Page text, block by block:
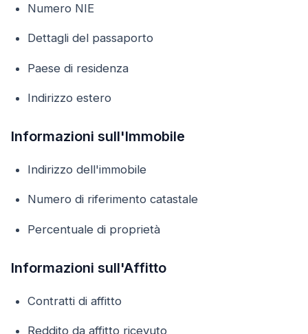
Numero NIE
Dettagli del passaporto
Paese di residenza
Indirizzo estero
Informazioni sull'Immobile
Indirizzo dell'immobile
Numero di riferimento catastale
Percentuale di proprietà
Informazioni sull'Affitto
Contratti di affitto
Reddito da affitto ricevuto